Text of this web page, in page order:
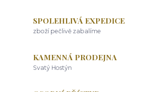
SPOLEHLIVÁ EXPEDICE
zboží pečlivě zabalíme
KAMENNÁ PRODEJNA
Svatý Hostýn